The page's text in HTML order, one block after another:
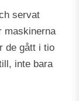
servat
maskinerna
de gått i tio
inte bara